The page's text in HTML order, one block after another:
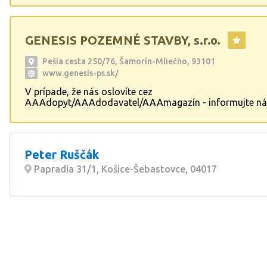
domov a bytov. Naše služby zahŕňajú široké spektrum
prác pre interiér aj exteriér, čím zákazníkom
GENESIS POZEMNÉ STAVBY, s.r.o.
Pešia cesta 250/76, Šamorín-Mliečno, 93101
www.genesis-ps.sk/
V prípade, že nás oslovíte cez
AAAdopyt/AAAdodavatel/AAAmagazín - informujte
rekonštrukciou rodinných domov, garáží a oplotení
terénnych úprav a záhradnej architektúry, stavbou
Peter Ruščák
Papradia 31/1, Košice-Šebastovce, 04017